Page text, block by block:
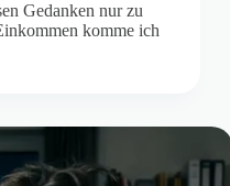
Gedanken nur zu
komme ich